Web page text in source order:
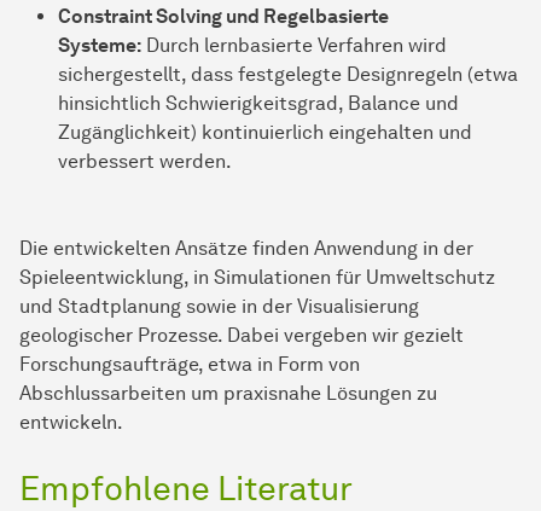
Constraint Solving und Regelbasierte
Systeme: Durch lernbasierte Verfahren wird
sichergestellt, dass festgelegte Designregeln (etwa
hinsichtlich Schwierigkeitsgrad, Balance und
Zugänglichkeit) kontinuierlich eingehalten und
verbessert werden.
Die entwickelten Ansätze finden Anwendung in der
Spieleentwicklung, in Simulationen für Umweltschutz
und Stadtplanung sowie in der Visualisierung
geologischer Prozesse. Dabei vergeben wir gezielt
Forschungsaufträge, etwa in Form von
Abschlussarbeiten um praxisnahe Lösungen zu
entwickeln.
Empfohlene Literatur